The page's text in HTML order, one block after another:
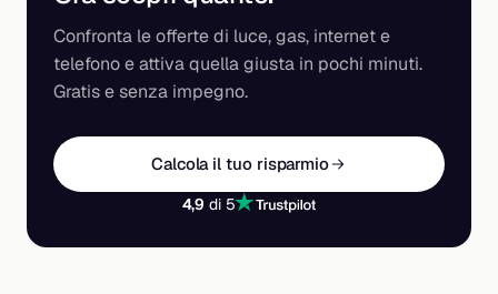
Confronta le offerte di luce, gas, internet e
telefono e attiva quella giusta in pochi minuti.
Gratis e senza impegno.
Calcola il tuo risparmio
4,9 di 5